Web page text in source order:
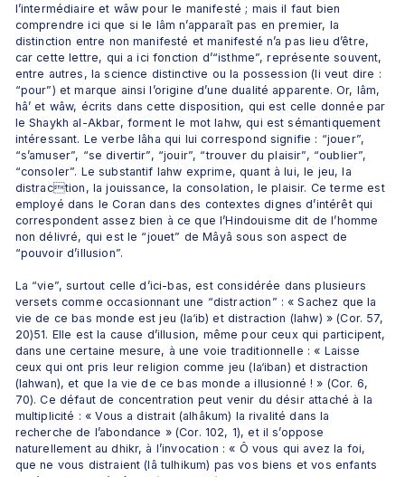
l’intermédiaire et wâw pour le manifesté ; mais il faut bien
comprendre ici que si le lâm n’apparaît pas en premier, la
distinction entre non manifesté et manifesté n’a pas lieu d’être,
car cette lettre, qui a ici fonction d’“isthme”, représente souvent,
entre autres, la science distinctive ou la possession (li veut dire :
“pour”) et marque ainsi l’origine d’une dualité apparente. Or, lâm,
hâ’ et wâw, écrits dans cette disposition, qui est celle donnée par
le Shaykh al-Akbar, forment le mot lahw, qui est sémantiquement
intéressant. Le verbe lâha qui lui correspond signifie : “jouer”,
“s’amuser”, “se divertir”, “jouir”, “trouver du plaisir”, “oublier”,
“consoler”. Le substantif lahw exprime, quant à lui, le jeu, la
distraction, la jouissance, la consolation, le plaisir. Ce terme est
employé dans le Coran dans des contextes dignes d’intérêt qui
correspondent assez bien à ce que l’Hindouisme dit de l’homme
non délivré, qui est le “jouet” de Mâyâ sous son aspect de
“pouvoir d’illusion”.
La “vie”, surtout celle d’ici-bas, est considérée dans plusieurs
versets comme occasionnant une “distraction” : « Sachez que la
vie de ce bas monde est jeu (la‘ib) et distraction (lahw) » (Cor. 57,
20)51. Elle est la cause d’illusion, même pour ceux qui participent,
dans une certaine mesure, à une voie traditionnelle : « Laisse
ceux qui ont pris leur religion comme jeu (la‘iban) et distraction
(lahwan), et que la vie de ce bas monde a illusionné ! » (Cor. 6,
70). Ce défaut de concentration peut venir du désir attaché à la
multiplicité : « Vous a distrait (alhâkum) la rivalité dans la
recherche de l’abondance » (Cor. 102, 1), et il s’oppose
naturellement au dhikr, à l’invocation : « Ô vous qui avez la foi,
que ne vous distraient (lâ tulhikum) pas vos biens et vos enfants